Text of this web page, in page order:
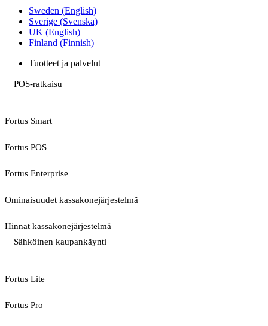
Sweden (English)
Sverige (Svenska)
UK (English)
Finland (Finnish)
Tuotteet ja palvelut
POS-ratkaisu
Fortus Smart
Fortus POS
Fortus Enterprise
Ominaisuudet kassakonejärjestelmä
Hinnat kassakonejärjestelmä
Sähköinen kaupankäynti
Fortus Lite
Fortus Pro